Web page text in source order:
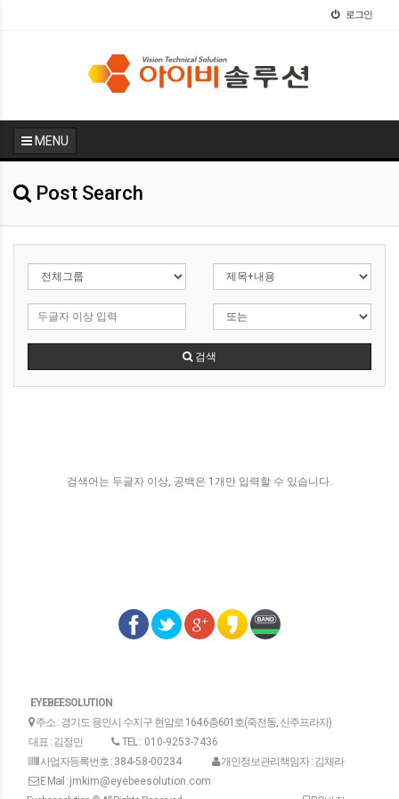
로그인
MENU
Post Search
검색
검색어는 두글자 이상, 공백은 1개만 입력할 수 있습니다.
EYEBEESOLUTION
주소 : 경기도 용인시 수지구 현암로 164.6층601호(죽전동, 신주프라자)
대표 : 김정민
TEL : 010-9253-7436
사업자등록번호 : 384-58-00234
개인정보관리책임자 : 김체라
E Mail : jmkim@eyebeesolution.com